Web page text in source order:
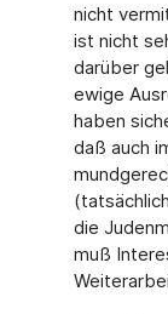
nicht
ist nicht
darüber
ewige
haben
daß auch
die
muß